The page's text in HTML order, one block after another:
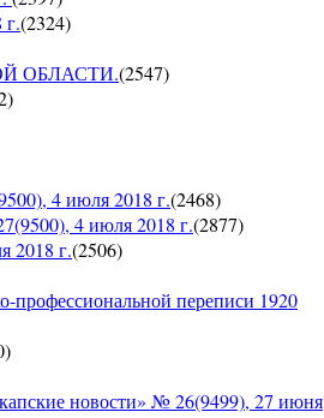
(2324)
ОБЛАСТИ.(2547)
)
4 июля 2018 г.(2468)
4 июля 2018 г.(2877)
г.(2506)
профессиональной переписи 1920
)
новости» № 26(9499), 27 июня